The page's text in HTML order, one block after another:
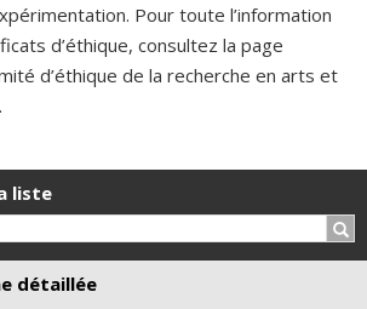
Pour toute l’information
d’éthique, consultez la page
d’éthique de la recherche en arts et
liste
détaillée